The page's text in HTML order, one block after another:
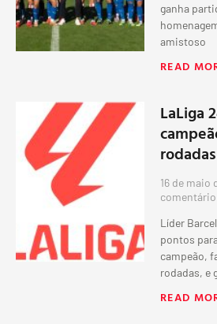
ganha
amistoso
READ
LaLiga
16 de maio
comentário
Líder
pontos
campeão,
rodadas, e
READ